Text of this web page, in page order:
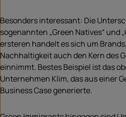
Besonders interessant: Die
sogenannten „Green Natives“ und
ersteren handelt es sich um
Nachhaltigkeit auch den Kern des
einnimmt. Bestes Beispiel ist das
Unternehmen Klim, das aus einer
Business Case generierte.